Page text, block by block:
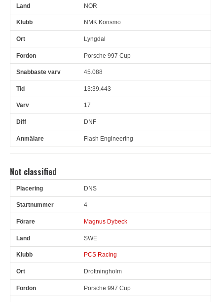
NOR
NMK Konsmo
Lyngdal
Porsche 997 Cup
45.088
13:39.443
17
DNF
Flash Engineering
Not classified
Pl Snr Land
DNS
4
Magnus Dybeck
SWE
PCS Racing
Drottningholm
Porsche 997 Cup